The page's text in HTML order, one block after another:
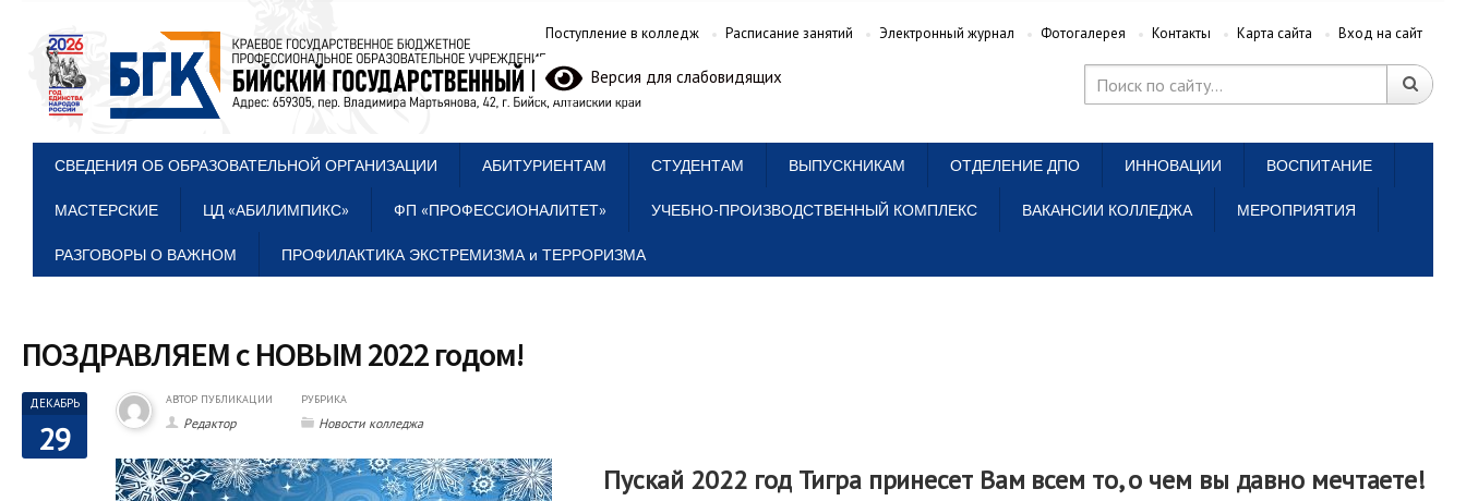
Поступление в колледж Расписание занятий Электронный журнал Фотогалерея Контакты Карта сайта Вход на сайт
Версия для слабовидящих
СВЕДЕНИЯ ОБ ОБРАЗОВАТЕЛЬНОЙ ОРГАНИЗАЦИИ АБИТУРИЕНТАМ СТУДЕНТАМ ВЫПУСКНИКАМ ОТДЕЛЕНИЕ ДПО ИННОВАЦИИ ВОСПИТАНИЕ
МАСТЕРСКИЕ ЦД «АБИЛИМПИКС» ФП «ПРОФЕССИОНАЛИТЕТ» УЧЕБНО-ПРОИЗВОДСТВЕННЫЙ КОМПЛЕКС ВАКАНСИИ КОЛЛЕДЖА МЕРОПРИЯТИЯ
РАЗГОВОРЫ О ВАЖНОМ ПРОФИЛАКТИКА ЭКСТРЕМИЗМА и ТЕРРОРИЗМА
ПОЗДРАВЛЯЕМ с НОВЫМ 2022 годом!
ДЕКАБРЬ
29
АВТОР ПУБЛИКАЦИИ
Редактор
РУБРИКА
Новости колледжа
Пускай 2022 год Тигра принесет Вам всем то, о чем вы давно мечтаете!